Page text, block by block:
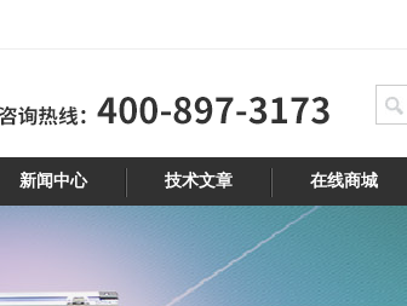
新闻中心 技术文章 在线商城